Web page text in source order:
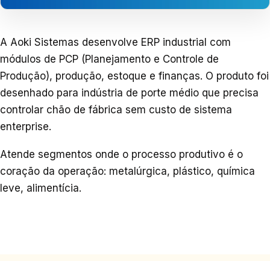
A Aoki Sistemas desenvolve ERP industrial com
módulos de PCP (Planejamento e Controle de
Produção), produção, estoque e finanças. O produto foi
desenhado para indústria de porte médio que precisa
controlar chão de fábrica sem custo de sistema
enterprise.
Atende segmentos onde o processo produtivo é o
coração da operação: metalúrgica, plástico, química
leve, alimentícia.